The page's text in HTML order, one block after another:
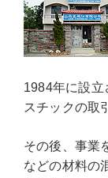
1984年に設立
スチックの取
その後、事業
などの材料の